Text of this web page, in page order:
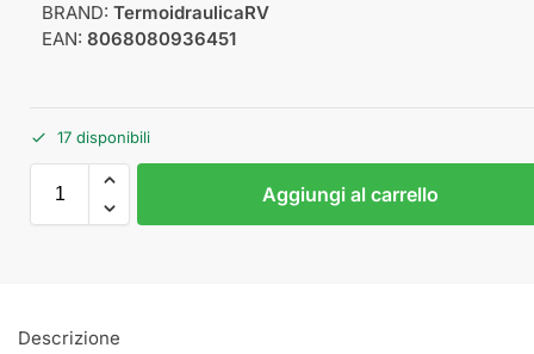
BRAND: TermoidraulicaRV
EAN: 8068080936451
17 disponibili
Aggiungi al carrello
Descrizione